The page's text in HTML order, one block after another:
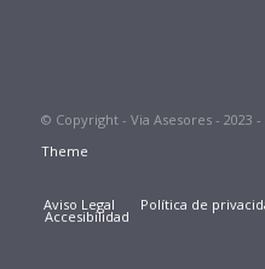
© Copyright - Via Asesores - 2023 -
Theme
Aviso Legal Política de
Accesibilidad